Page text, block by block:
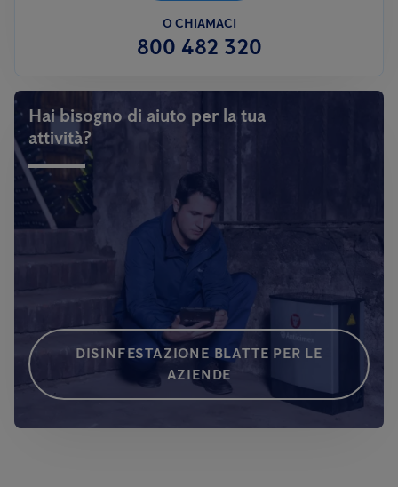
O CHIAMACI
800 482 320
Hai bisogno di aiuto per la tua
attività?
DISINFESTAZIONE BLATTE PER LE
AZIENDE